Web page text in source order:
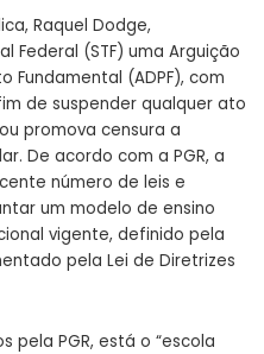
Raquel Dodge,
Federal (STF) uma Arguição
Fundamental (ADPF), com
de suspender qualquer ato
promova censura a
De acordo com a PGR, a
número de leis e
um modelo de ensino
vigente, definido pela
pela Lei de Diretrizes
pela PGR, está o “escola